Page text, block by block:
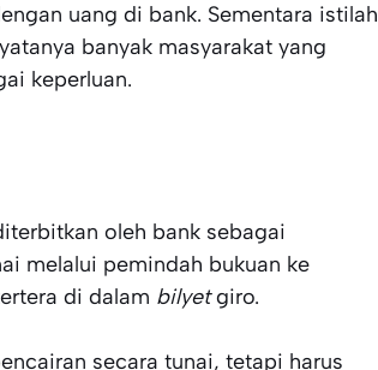
uang di bank. Sementara istilah
banyak masyarakat yang
keperluan.
oleh bank sebagai
melalui pemindah bukuan ke
di dalam bilyetgiro.
secara tunai, tetapi harus